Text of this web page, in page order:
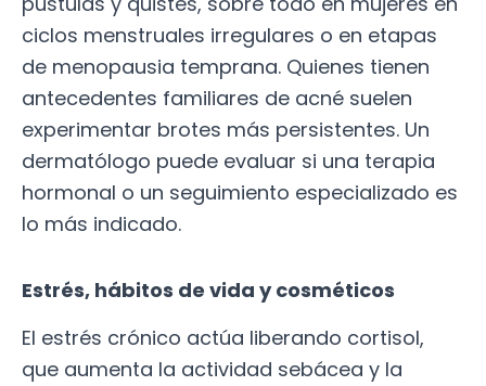
ciclos menstruales irregulares o en etapas
de menopausia temprana. Quienes tienen
antecedentes familiares de acné suelen
experimentar brotes más persistentes. Un
dermatólogo puede evaluar si una terapia
hormonal o un seguimiento especializado es
lo más indicado.
Estrés, hábitos de vida y cosméticos
El estrés crónico actúa liberando cortisol,
que aumenta la actividad sebácea y la